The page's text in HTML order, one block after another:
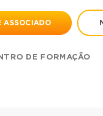
ASSOCIADO
DE FORMAÇÃO